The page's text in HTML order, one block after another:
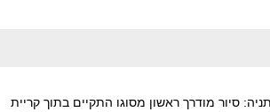
סיור מודרך ראשון מסוגו התקיים בתוך קריית